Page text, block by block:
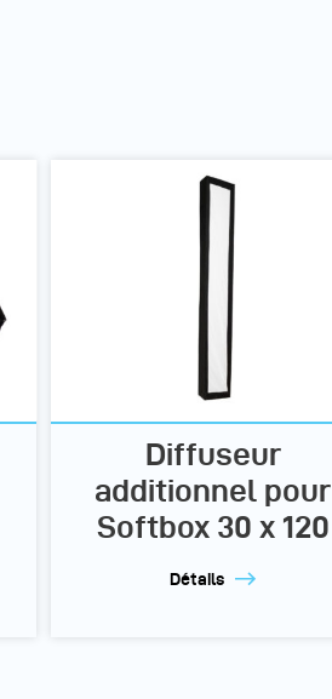
Diffuseur
additionnel pour
Softbox 30 x 120
Détails